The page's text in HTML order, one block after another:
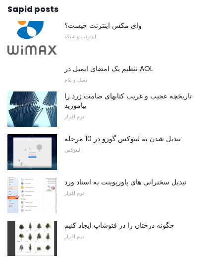
Sapid posts
وای مکس اینترنت چیست؟
اینترنت و شبکه
تنظیم یک امضای ایمیل در AOL
ایمیل و پیام
تاریخچه عجیب و غریب کتابهای صامت زرد را
بیاموزید
نرم افزار
تبدیل شدن به لینوکس گورو در 10 مرحله
لینوکس
تبدیل سخنرانی های پاورپوینت به اسناد ورد
نرم افزار
چگونه درختان را در فتوشاپ ایجاد کنیم
نرم افزار